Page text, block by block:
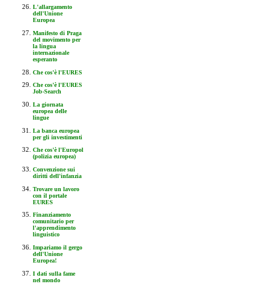
L'allargamento
dell'Unione
Europea
Manifesto di Praga
del movimento per
la lingua
internazionale
esperanto
Che cos'è l'EURES
Che cos'è l'EURES
Job-Search
La giornata
europea delle
lingue
La banca europea
per gli investimenti
Che cos'è l'Europol
(polizia europea)
Convenzione sui
diritti dell'infanzia
Trovare un lavoro
con il portale
EURES
Finanziamento
comunitario per
l'apprendimento
linguistico
Impariamo il gergo
dell'Unione
Europea!
I dati sulla fame
nel mondo